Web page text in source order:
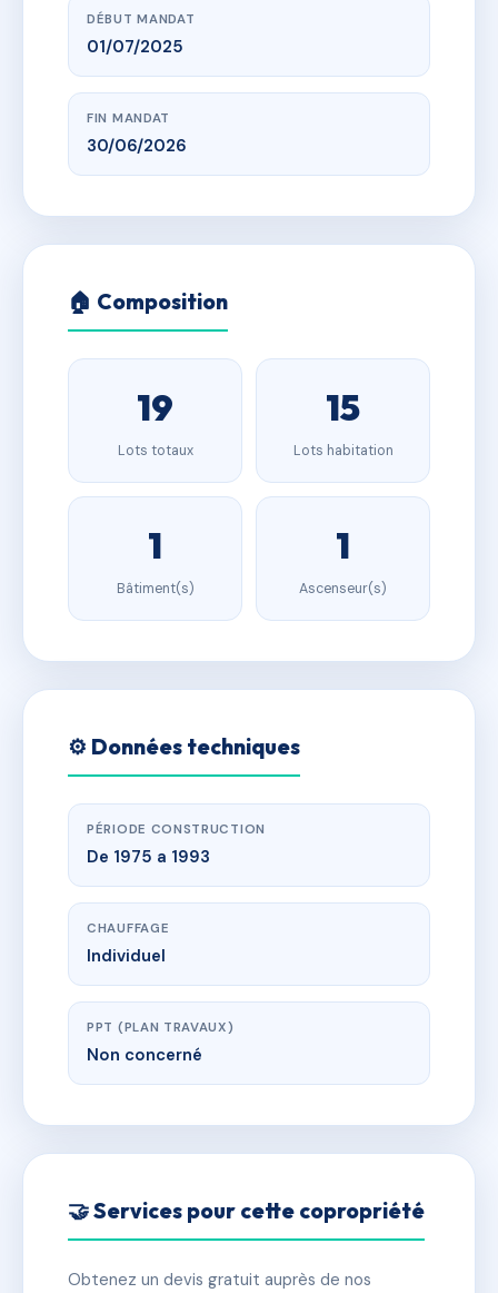
DÉBUT MANDAT
01/07/2025
FIN MANDAT
30/06/2026
🏠 Composition
19
Lots totaux
15
Lots habitation
1
Bâtiment(s)
1
Ascenseur(s)
⚙️ Données techniques
PÉRIODE CONSTRUCTION
De 1975 a 1993
CHAUFFAGE
Individuel
PPT (PLAN TRAVAUX)
Non concerné
🤝 Services pour cette copropriété
Obtenez un devis gratuit auprès de nos